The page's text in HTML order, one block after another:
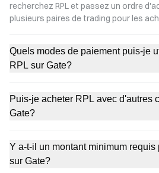
recherchez RPL et passez un ordre
plusieurs paires de trading pour les
Quels modes de paiement puis-je
RPL sur Gate?
Puis-je acheter RPL avec d'autres
Gate?
Y a-t-il un montant minimum requis
sur Gate?